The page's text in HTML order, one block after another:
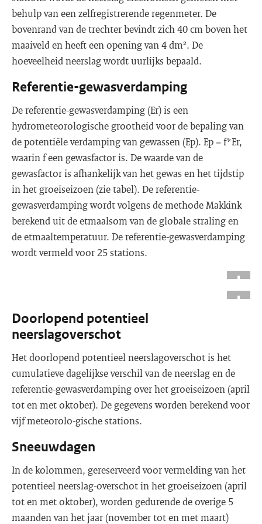
behulp van een zelfregistrerende regenmeter. De
bovenrand van de trechter bevindt zich 40 cm boven het
maaiveld en heeft een opening van 4 dm². De
hoeveelheid neerslag wordt uurlijks bepaald.
Referentie-gewasverdamping
De referentie-gewasverdamping (Er) is een
hydrometeorologische grootheid voor de bepaling van
de potentiële verdamping van gewassen (Ep). Ep = f*Er,
waarin f een gewasfactor is. De waarde van de
gewasfactor is afhankelijk van het gewas en het tijdstip
in het groeiseizoen (zie tabel). De referentie-
gewasverdamping wordt volgens de methode Makkink
berekend uit de etmaalsom van de globale straling en
de etmaaltemperatuur. De referentie-gewasverdamping
wordt vermeld voor 25 stations.
Doorlopend potentieel
neerslagoverschot
Het doorlopend potentieel neerslagoverschot is het
cumulatieve dagelijkse verschil van de neerslag en de
referentie-gewasverdamping over het groeiseizoen (april
tot en met oktober). De gegevens worden berekend voor
vijf meteorolo-gische stations.
Sneeuwdagen
In de kolommen, gereserveerd voor vermelding van het
potentieel neerslag-overschot in het groeiseizoen (april
tot en met oktober), worden gedurende de overige 5
maanden van het jaar (november tot en met maart)